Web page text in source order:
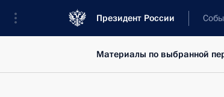
Президент России
Материалы по выбранной